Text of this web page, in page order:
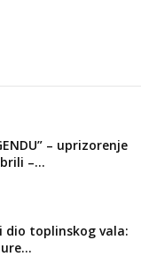
– uprizorenje
–...
dio toplinskog vala: